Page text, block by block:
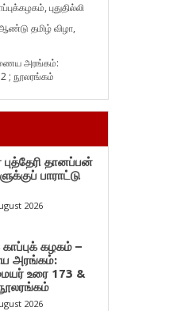
புதுதில்லி
தமிழ் விழா,
அரங்கம்:
; நூலரங்கம்
தானப்பன்
பாராட்டு
2026
கழகம் –
அரங்கம்:
உரை 173 &
2026